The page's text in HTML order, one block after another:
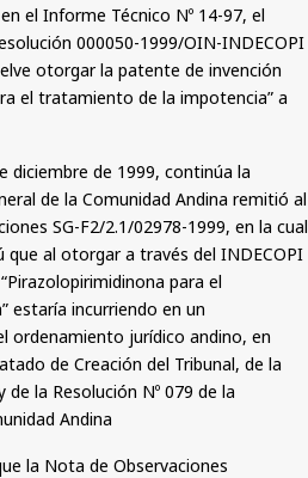
el Informe Técnico Nº 14-97, el
000050-1999/OIN-INDECOPI
otorgar la patente de invención
el tratamiento de la impotencia” a
diciembre de 1999, continúa la
de la Comunidad Andina remitió al
SG-F2/2.1/02978-1999, en la cual
que al otorgar a través del INDECOPI
para el
estaría incurriendo en un
ordenamiento jurídico andino, en
de Creación del Tribunal, de la
la Resolución Nº 079 de la
Andina.
la Nota de Observaciones